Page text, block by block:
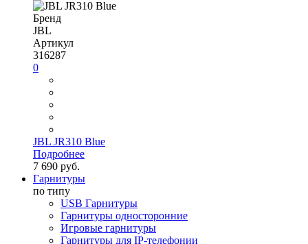
Бренд
JBL
Артикул
316287
0
JBL JR310 Blue
Подробнее
7 690 руб.
Гарнитуры
по типу
USB Гарнитуры
Гарнитуры односторонние
Игровые гарнитуры
Гарнитуры для IP-телефонии